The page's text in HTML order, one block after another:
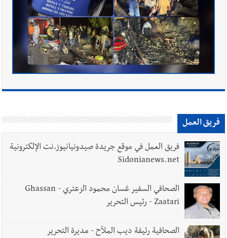
فريق العمل
فريق العمل في موقع جريدة صيدونيانيوز.نت الإلكترونية
Sidonianews.net
الصحافي السفير غسان محمود الزعتري - Ghassan
Zaatari - رئيس التحرير
الصحافية رئيفة ديب الملاّح - مديرة التحرير